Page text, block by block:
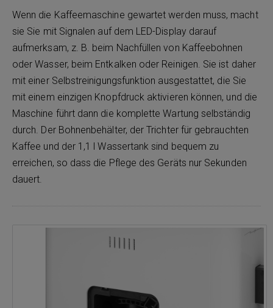
Wenn die Kaffeemaschine gewartet werden muss, macht
sie Sie mit Signalen auf dem LED-Display darauf
aufmerksam, z. B. beim Nachfüllen von Kaffeebohnen
oder Wasser, beim Entkalken oder Reinigen. Sie ist daher
mit einer Selbstreinigungsfunktion ausgestattet, die Sie
mit einem einzigen Knopfdruck aktivieren können, und die
Maschine führt dann die komplette Wartung selbständig
durch. Der Bohnenbehälter, der Trichter für gebrauchten
Kaffee und der 1,1 l Wassertank sind bequem zu
erreichen, so dass die Pflege des Geräts nur Sekunden
dauert.